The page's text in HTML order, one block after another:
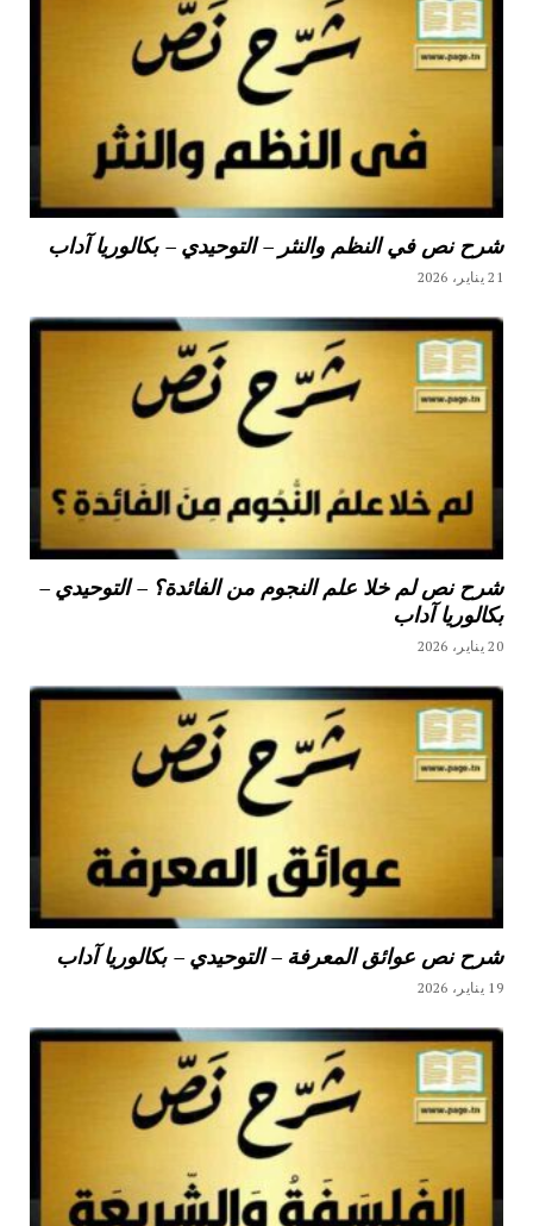
شرح نص في النظم والنثر – التوحيدي – بكالوريا آداب
21 يناير، 2026
شرح نص لم خلا علم النجوم من الفائدة؟ – التوحيدي –
بكالوريا آداب
20 يناير، 2026
شرح نص عوائق المعرفة – التوحيدي – بكالوريا آداب
19 يناير، 2026